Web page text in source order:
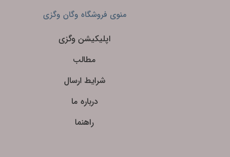
منوی فروشگاه وگان وگزی
اپلیکیشن وگزی
مطالب
شرایط ارسال
درباره ما
راهنما